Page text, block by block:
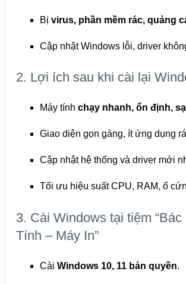
Bị virus, phần mềm rác, quảng
Cập nhật Windows lỗi, driver
2. Lợi ích sau khi cài lại
Máy tính chạy nhanh, ổn định,
Giao diện gọn gàng, ít ứng dụng
Cập nhật hệ thống và driver mới
Tối ưu hiệu suất CPU, RAM, ổ
3. Cài Windows tại tiệm
Tính – Máy In”
Cài Windows 10, 11 bản quyền.